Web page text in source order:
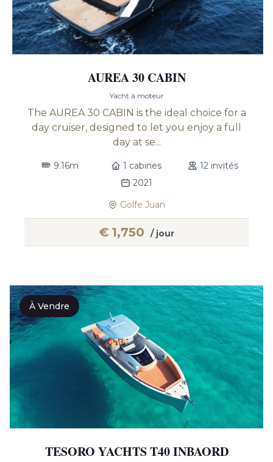
AUREA 30 CABIN
Yacht à moteur
The AUREA 30 CABIN is the ideal choice for a
day cruiser, designed to let you enjoy a full
day at se...
9.16m 1 cabines
12 invités
2021
Golfe Juan
€ 1,750 / jour
À Vendre
TESORO YACHTS T40 INBAORD